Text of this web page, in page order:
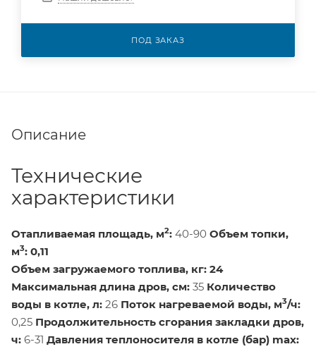
ПОД ЗАКАЗ
Описание
Технические
характеристики
Отапливаемая площадь, м2: 40-90 Объем топки,
м3: 0,11
Объем загружаемого топлива, кг: 24
Максимальная длина дров, см: 35 Количество
воды в котле, л: 26 Поток нагреваемой воды, м3/ч:
0,25 Продолжительность сгорания закладки дров,
ч: 6-31 Давления теплоносителя в котле (бар) max: